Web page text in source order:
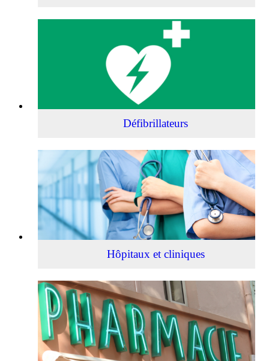
Défibrillateurs
cliniques
Hôpitaux et cliniques
Pharmacies
de
garde